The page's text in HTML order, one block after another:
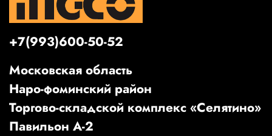
+7(993)600-50-52
Московская область
Наро-фоминский район
Торгово-складской комплекс «Селятино»
Павильон А-2